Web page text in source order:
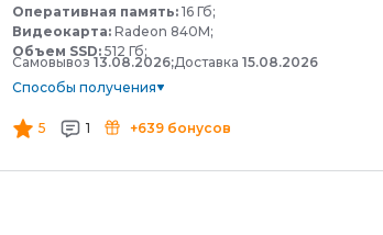
Оперативная память: 16 Гб;
Видеокарта: Radeon 840M;
Объем SSD: 512 Гб;
Самовывоз 13.08.2026;Доставка 15.08.2026
Способы получения
5 1 +639 бонусов